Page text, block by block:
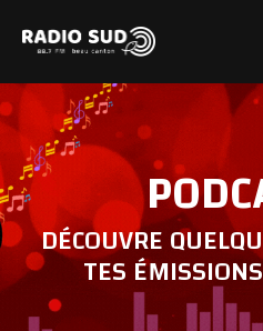
DÉCOUVRE
TES